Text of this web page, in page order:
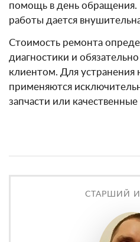
помощь в день обращения.
работы дается
Стоимость ремонта
диагностики и обязательно
клиентом. Для устранения
применяются
запчасти или качественные
СТАРШИЙ